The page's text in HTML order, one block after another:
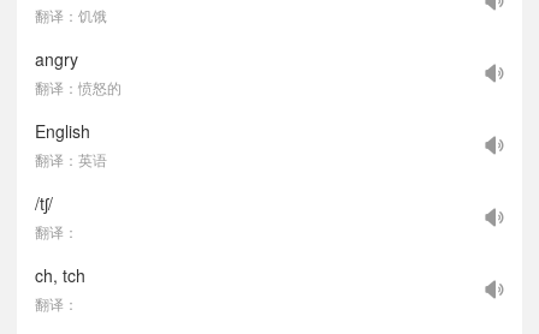
翻译：饥饿
angry
翻译：愤怒的
English
翻译：英语
/tʃ/
翻译：
ch, tch
翻译：